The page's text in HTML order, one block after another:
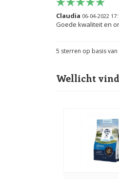
Claudia 06-04-2022
Goede kwaliteit en
5 sterren op basis van
Wellicht